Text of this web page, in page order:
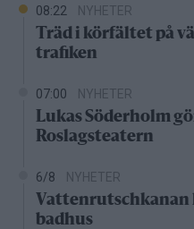
08:22 NYHETER
Träd i körfältet på
trafiken
07:00 NYHETER
Lukas Söderholm
Roslagsteatern
6/8 NYHETER
Vattenrutschkanan
badhus